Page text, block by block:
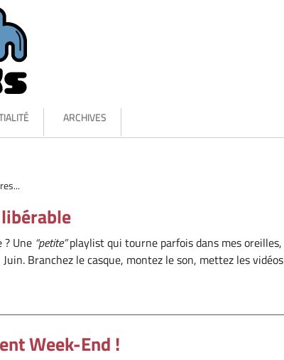
ARCHIVES
Une petite playlist qui tourne parfois dans mes oreilles,
Branchez le casque, montez le son, mettez les vidéos
Week-End !